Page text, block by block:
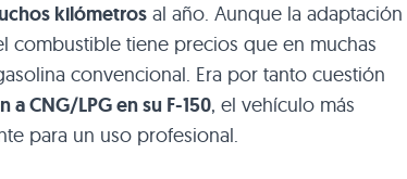
kilómetros al año. Aunque la adaptación
combustible tiene precios que en muchas
convencional. Era por tanto cuestión
aCNG/LPG en su F-150, el vehículo más
para un uso profesional.